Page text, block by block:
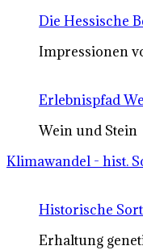
Die Hessische
Impressionen
Erlebnispfad
Wein und Stein
Klimawandel - hist.
Historische
Erhaltung